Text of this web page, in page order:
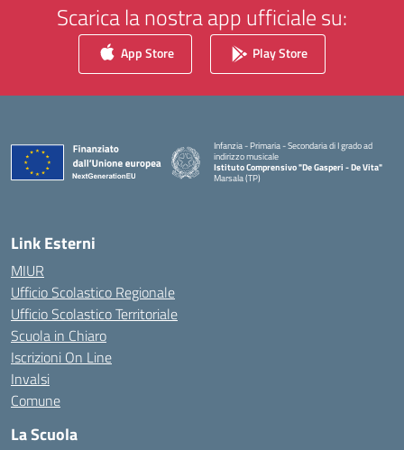
Scarica la nostra app ufficiale su:
App Store Play Store
Infanzia - Primaria - Secondaria di I grado ad
indirizzo musicale
Istituto Comprensivo "De Gasperi - De Vita"
Marsala (TP)
Link Esterni
MIUR
Ufficio Scolastico Regionale
Ufficio Scolastico Territoriale
Scuola in Chiaro
Iscrizioni On Line
Invalsi
Comune
La Scuola